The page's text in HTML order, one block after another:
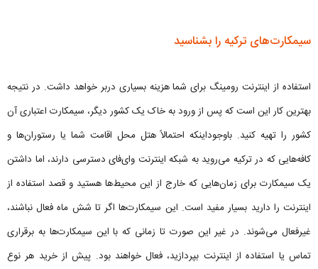
سیمکارت‌های ترکیه را بشناسید
استفاده از اینترنت رومینگ برای شما هزینه بسیاری دربر خواهد داشت. در نتیجه
بهترین کار این است که پس از ورود به خاک یک کشور دیگر، سیمکارت اعتباری آن
کشور را تهیه کنید. باوجوداینکه احتمالاً هتل محل اقامت شما یا رستوران‌ها و
کافه‌هایی که در ترکیه می‌روید به شبکه اینترنت وای‌فای دسترسی دارند، اما داشتن
یک سیمکارت برای زمان‌هایی که خارج از این محیط‌ها هستید و قصد استفاده از
اینترنت را دارید بسیار مفید است. این سیمکارت‌ها اگر تا شش ماه فعال نباشند،
غیرفعال می‌شوند. در غیر این صورت تا زمانی که با این سیمکارت‌ها به برقراری
تماس یا استفاده از اینترنت بپردازید، فعال خواهند بود. پیش از خرید هر نوع